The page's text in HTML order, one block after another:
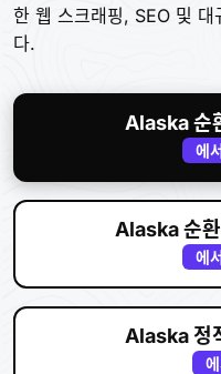
한 웹 스크래핑, SEO 및 대
다.
Alaska 순
에서
Alaska 순환
에서
Alaska 정